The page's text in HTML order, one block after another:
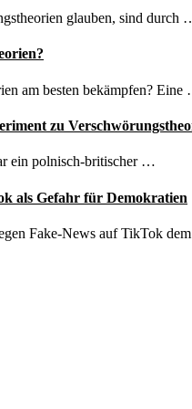
glauben, sind durch
am besten bekämpfen? Eine
zu
ein polnisch-britischer …
als Gefahr für Demokratien
Fake-News auf TikTok